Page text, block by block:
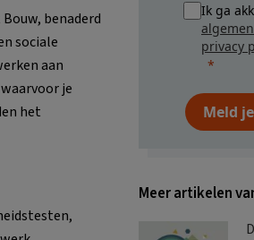
benaderd
sociale
aan
je
het
Ik ga
privacy
Meld
Meer artikelen